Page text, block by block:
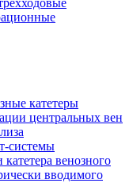
катетеры
центральных вен
венозного
вводимого